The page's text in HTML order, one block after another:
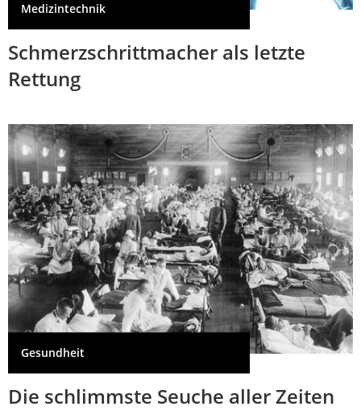
Medizintechnik
Schmerzschrittmacher als letzte
Rettung
Gesundheit
Die schlimmste Seuche aller Zeiten